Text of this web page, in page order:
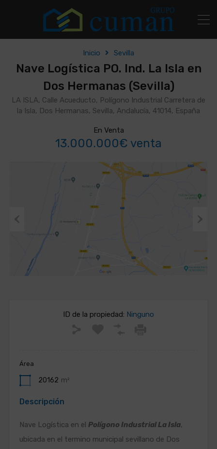
Inicio Sevilla
Nave Logística PO. Ind. La Isla en
Dos Hermanas (Sevilla)
LA ISLA, Calle Acueducto, Polígono Industrial Carretera de
la Isla, Dos Hermanas, Sevilla, Andalucía, 41014, España
En Venta
13.000.000€ venta
ID de la propiedad: Ninguno
Área
20162 m²
Descripción
Nave Logística en el Polígono Industrial La Isla,
ubicada en el termino municipal sevillano de Dos